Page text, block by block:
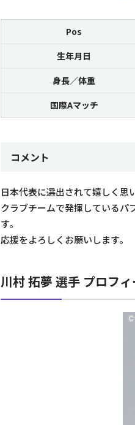
Pos
生年月日
身長／体重
国際Aマッチ
コメント
日本代表に選出されて嬉しく思
クラブチームで発揮しているパ
す。
応援をよろしくお願いします。
川村 拓夢 選手 プロフ